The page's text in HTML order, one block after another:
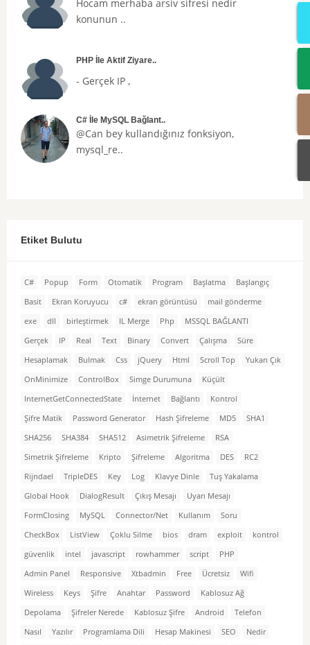
Hocam merhaba arsiv sifresi nedir
konunun ..
PHP İle Aktif Ziyare..
- Gerçek IP ,
C# İle MySQL Bağlant..
@Can bey kullandığınız fonksiyon,
mysql_re..
Etiket Bulutu
C# Popup Form Otomatik Program Başlatma
Başlangıç
Basit
Ekran Koruyucu c# ekran görüntüsü
mail gönderme
exe
dll birleştirmek IL Merge Php
MSSQL BAĞLANTI
Gerçek
IP Real Text Binary Convert Çalışma
Süre
Hesaplamak
Bulmak Css jQuery Html Scroll Top
Yukarı Çık
OnMinimize
ControlBox Simge Durumuna
Küçült
InternetGetConnectedState
İnternet Bağlantı
Kontrol
Şifre Matik
Password Generator Hash Şifreleme MD5
SHA1
SHA256
SHA384 SHA512 Asimetrik Şifreleme
RSA
Simetrik Şifreleme
Kripto Şifreleme Algoritma DES
RC2
Rijndael
TripleDES Key Log Klavye Dinle
Tuş Yakalama
Global Hook
DialogResult Çıkış Mesajı
Uyarı Mesajı
FormClosing
MySQL Connector/Net Kullanım
Soru
CheckBox
ListView Çoklu Silme bios dram exploit
kontrol
güvenlik
intel javascript rowhammer script
PHP
Admin Panel
Responsive Xtbadmin Free Ücretsiz
Wifi
Wireless
Keys Şifre Anahtar Password
Kablosuz Ağ
Depolama
Şifreler Nerede Kablosuz Şifre Android
Telefon
Nasıl
Yazılır Programlama Dili Hesap Makinesi SEO
Nedir